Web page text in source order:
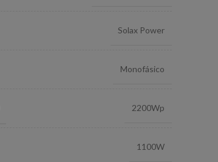
Solax Power
Monofásico
2200Wp
1100W